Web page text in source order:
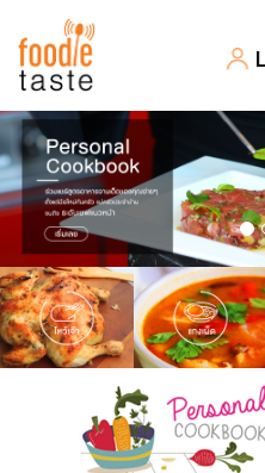
สูตรอาหาร
สูตรอาหารล่าสุด
Top Foodie
พาไปชิม
สารพันก้นครัว
เคล็ดลับน่ารู้
เปรียบเทียบหน่วยก
เปรียบเทียบอุณหภูมิ
FoodPedia
สร้าง Cookbook